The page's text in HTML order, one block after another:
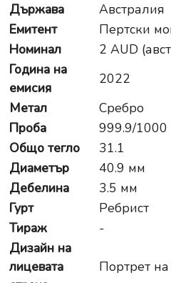
Държава
Австралия
Емитент
Пертски
Номинал
2 AUD
Година на
емисия
2022
Метал
Сребро
Проба
999.9/1000
Общо тегло
31.1
Диаметър
40.9 мм
Дебелина
3.5 мм
Гурт
Ребрист
Тираж
-
Дизайн на
лицевата
Портрет